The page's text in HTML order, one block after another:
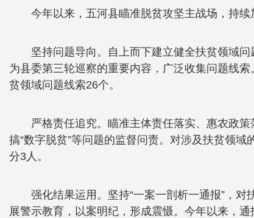
今年以来，五河县瞄准脱贫攻坚主战场，持
坚持问题导向。自上而下建立健全扶贫领域
为县委第三轮巡察的重要内容，广泛收集问题线
贫领域问题线索26个。
严格责任追究。瞄准主体责任落实、惠农政
搞“数字脱贫”等问题的监督问责。对涉及扶贫领
分3人。
强化结果运用。坚持“一案一剖析一通报”，
展警示教育，以案明纪，形成震慑。今年以来，